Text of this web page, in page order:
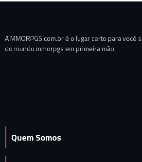
A MMORPGS.com.br é o lugar certo para você
do mundo mmorpgs em primeira mão.
Quem Somos